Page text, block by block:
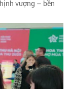
vượng – bền